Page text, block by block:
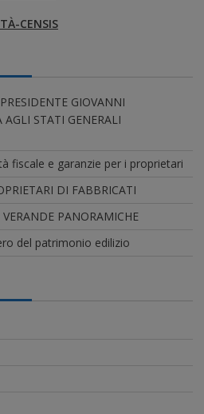
CENSIS
GIOVANNI
STATI GENERALI
fiscale e garanzie per i proprietari
DI FABBRICATI
PANORAMICHE
del patrimonio edilizio